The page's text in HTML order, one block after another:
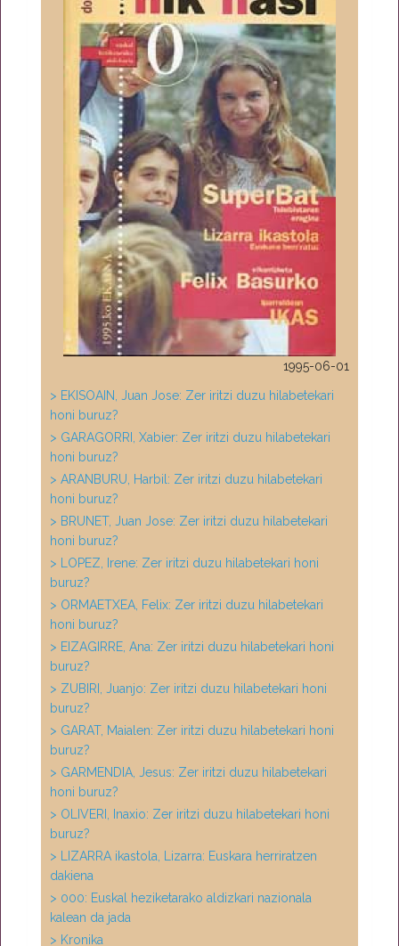
1995-06-01
> EKISOAIN, Juan Jose: Zer iritzi duzu hilabetekari
honi buruz?
> GARAGORRI, Xabier: Zer iritzi duzu hilabetekari
honi buruz?
> ARANBURU, Harbil: Zer iritzi duzu hilabetekari
honi buruz?
> BRUNET, Juan Jose: Zer iritzi duzu hilabetekari
honi buruz?
> LOPEZ, Irene: Zer iritzi duzu hilabetekari honi
buruz?
> ORMAETXEA, Felix: Zer iritzi duzu hilabetekari
honi buruz?
> EIZAGIRRE, Ana: Zer iritzi duzu hilabetekari honi
buruz?
> ZUBIRI, Juanjo: Zer iritzi duzu hilabetekari honi
buruz?
> GARAT, Maialen: Zer iritzi duzu hilabetekari honi
buruz?
> GARMENDIA, Jesus: Zer iritzi duzu hilabetekari
honi buruz?
> OLIVERI, Inaxio: Zer iritzi duzu hilabetekari honi
buruz?
> LIZARRA ikastola, Lizarra: Euskara herriratzen
dakiena
> 000: Euskal heziketarako aldizkari nazionala
kalean da jada
> Kronika